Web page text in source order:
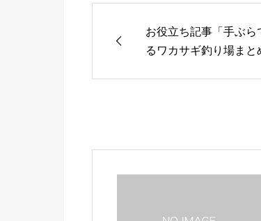
お役立ち記事「手ぶら
るワカサギ釣り場まと